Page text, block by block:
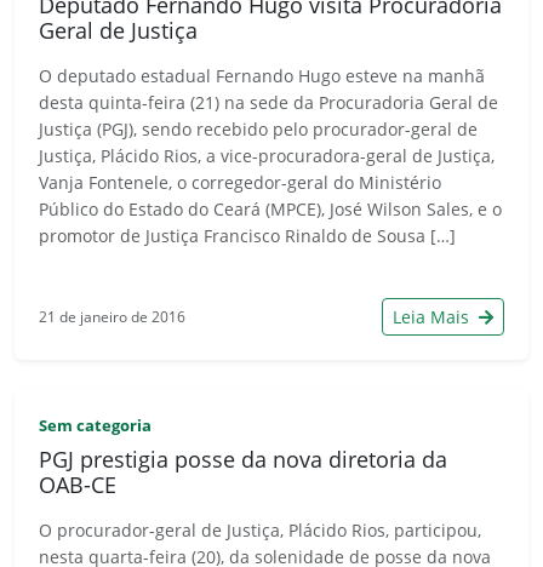
Geral de Justiça
O deputado estadual Fernando Hugo esteve na manhã
desta quinta-feira (21) na sede da Procuradoria Geral de
Justiça (PGJ), sendo recebido pelo procurador-geral de
Justiça, Plácido Rios, a vice-procuradora-geral de Justiça,
Vanja Fontenele, o corregedor-geral do Ministério
Público do Estado do Ceará (MPCE), José Wilson Sales, e o
promotor de Justiça Francisco Rinaldo de Sousa […]
21 de janeiro de 2016 Leia Mais
Sem categoria
PGJ prestigia posse da nova diretoria da
OAB-CE
O procurador-geral de Justiça, Plácido Rios, participou,
nesta quarta-feira (20), da solenidade de posse da nova